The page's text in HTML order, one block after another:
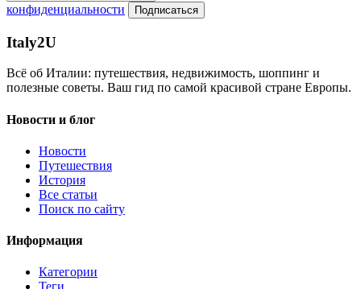
конфиденциальности
Подписаться
Italy2U
Всё об Италии: путешествия, недвижимость, шоппинг и
полезные советы. Ваш гид по самой красивой стране Европы.
Новости и блог
Новости
Путешествия
История
Все статьи
Поиск по сайту
Информация
Категории